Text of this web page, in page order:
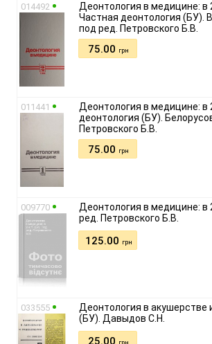
014492
Деонтология в медицине: в
Частная деонтология (БУ).
под ред. Петровского Б.В.
75.00 грн
011441
Деонтология в медицине: в
деонтология (БУ).
Петровского Б.В.
75.00 грн
009770
Деонтология в медицине: в
ред. Петровского Б.В.
125.00 грн
033555
Деонтология в акушерстве
(БУ). Давыдов С.Н.
25.00 грн